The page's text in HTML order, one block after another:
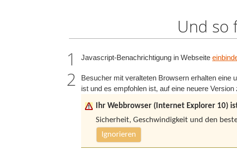
Und so
Javascript-Benachrichtigung in Webseite
Besucher mit veralteten Browsern erhalten eine
ist und es empfohlen ist, auf eine neuere
Ihr Webbrowser (Internet Explorer 10)
Sicherheit, Geschwindigkeit und den
Ignorieren